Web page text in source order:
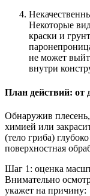
Некоторые
краски и
не может
внутри
План действий: от
Обнаружив плесень,
химией или
(тело гриба)
поверхностная
Шаг 1: оценка
Внимательно
укажет на причину: